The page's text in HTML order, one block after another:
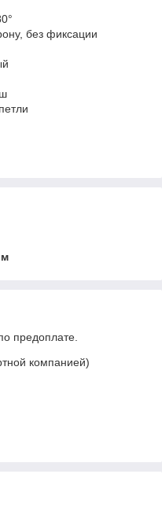
°
без фиксации
предоплате.
компанией)